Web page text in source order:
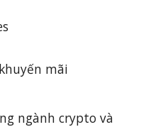
mãi
ngành crypto và